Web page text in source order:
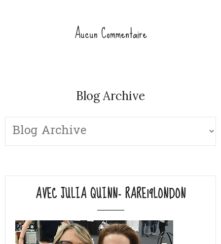
Aucun Commentaire
Blog Archive
AVEC JULIA QUINN- RARE19LONDON